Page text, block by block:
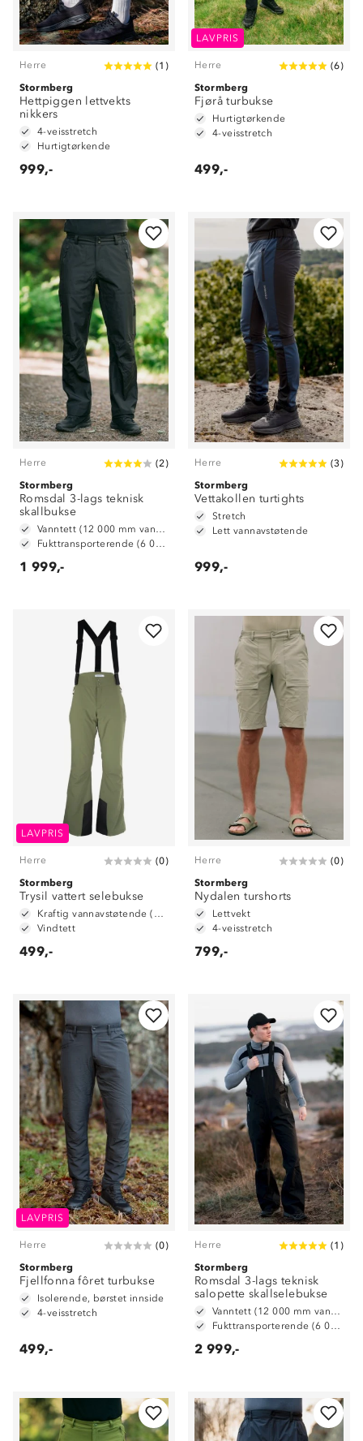
Herre (1 )
Stormberg
Hettpiggen lettvekts
nikkers
4-veisstretch
Hurtigtørkende
999,-
LAVPRIS
Herre (6)
Stormberg
Fjørå turbukse
Hurtigtørkende
4-veisstretch
499,-
Herre (2)
Stormberg
Romsdal 3-lags teknisk
skallbukse
Vanntett (12 000 mm vannsøyle)
Fukttransporterende (6 000 g/ m2/ 24t)
1 999,-
Herre (3)
Stormberg
Vettakollen turtights
Stretch
Lett vannavstøtende
999,-
LAVPRIS
Herre (0)
Stormberg
Trysil vattert selebukse
Kraftig vannavstøtende (6 000mm vannsøyle)
Vindtett
499,-
Herre (0)
Stormberg
Nydalen turshorts
Lettvekt
4-veisstretch
799,-
LAVPRIS
Herre (0)
Stormberg
Fjellfonna fôret turbukse
Isolerende, børstet innside
4-veisstretch
499,-
Herre (1 )
Stormberg
Romsdal 3-lags teknisk
salopette skallselebukse
Vanntett (12 000 mm vannsøyle)
Fukttransporterende (6 000 g/ m2/ 24t)
2 999,-